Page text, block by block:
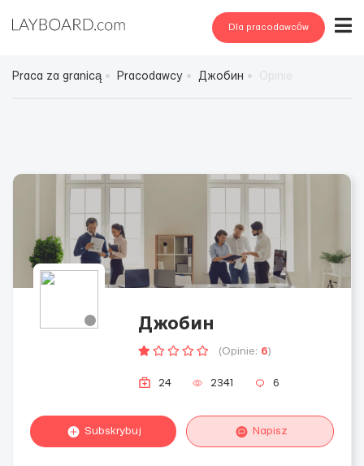
Dla pracodawców
Praca za granicą Pracodawcy Джобин
Джобин
(Opinie: 6)
24 2341 6
Subskrybuj Napisz